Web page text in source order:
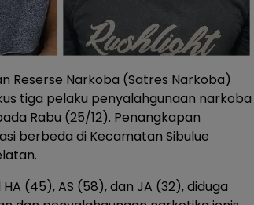
Reserse Narkoba (Satres Narkoba)
tiga pelaku penyalahgunaan narkoba
Rabu (25/12). Penangkapan
berbeda di Kecamatan Sibulue
(45), AS (58), dan JA (32), diduga